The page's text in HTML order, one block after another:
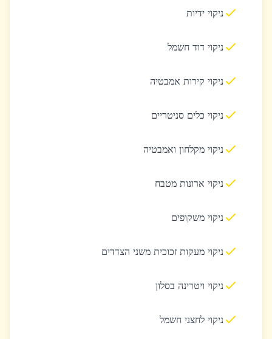
ניקוי ידיות
ניקוי דוד חשמל
ניקוי קירות אמבטיה
ניקוי כלים סניטריים
ניקוי מקלחון ואמבטיה
ניקוי ארונות מטבח
ניקוי משקופים
ניקוי מעקות זכוכית משני הצדדים
ניקוי ויטרינה בסלון
ניקוי לחצני חשמל